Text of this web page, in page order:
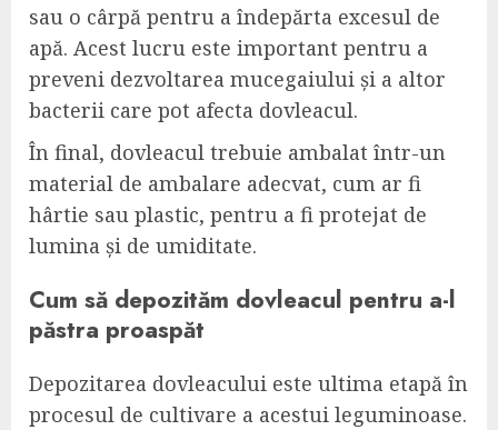
sau o cârpă pentru a îndepărta excesul de
apă. Acest lucru este important pentru a
preveni dezvoltarea mucegaiului și a altor
bacterii care pot afecta dovleacul.
În final, dovleacul trebuie ambalat într-un
material de ambalare adecvat, cum ar fi
hârtie sau plastic, pentru a fi protejat de
lumina și de umiditate.
Cum să depozităm dovleacul pentru a-l
păstra proaspăt
Depozitarea dovleacului este ultima etapă în
procesul de cultivare a acestui leguminoase.